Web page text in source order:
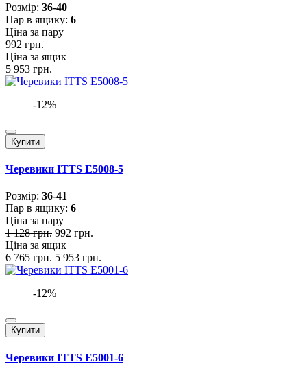
Розмiр: 36-40
Пар в ящику: 6
Ціна за пару
992 грн.
Ціна за ящик
5 953 грн.
-12%
Купити
Черевики ITTS E5008-5
Розмiр: 36-41
Пар в ящику: 6
Ціна за пару
1 128 грн. 992 грн.
Ціна за ящик
6 765 грн. 5 953 грн.
-12%
Купити
Черевики ITTS E5001-6